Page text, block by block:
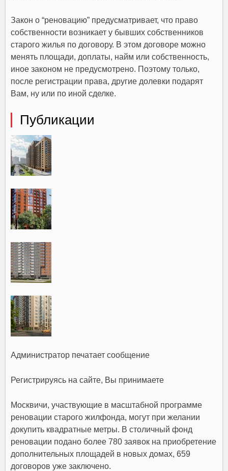
Закон о “реновацию” предусматривает, что право
собственности возникает у бывших собственников
старого жилья по договору. В этом договоре можно
менять площади, доплаты, найм или собственность,
иное законом не предусмотрено. Поэтому только,
после регистрации права, другие долевки подарят
Вам, ну или по иной сделке.
Публикации
Администратор печатает сообщение
Регистрируясь на сайте, Вы принимаете
Москвичи, участвующие в масштабной программе
реновации старого жилфонда, могут при желании
докупить квадратные метры. В столичный фонд
реновации подано более 780 заявок на приобретение
дополнительных площадей в новых домах, 659
договоров уже заключено.